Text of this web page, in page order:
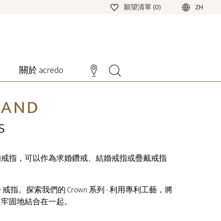
願望清單 (0) ZH
關於 acredo
指，可以作為求婚鑽戒、結婚戒指或疊戴戒指
指。探索我們的 Crown 系列 - 利用專利工藝，將
固地結合在一起。